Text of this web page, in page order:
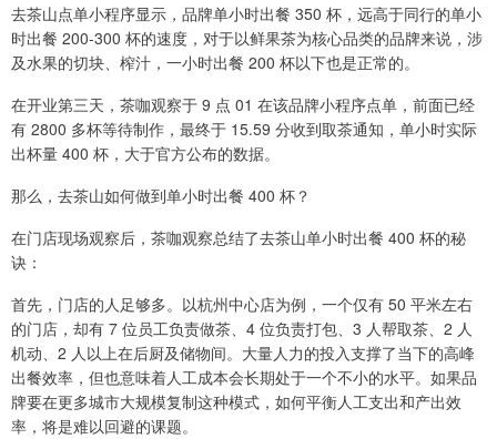
去茶山点单小程序显示，品牌单小时出餐 350 杯，远高于同行的单小
时出餐 200-300 杯的速度，对于以鲜果茶为核心品类的品牌来说，涉
及水果的切块、榨汁，一小时出餐 200 杯以下也是正常的。
在开业第三天，茶咖观察于 9 点 01 在该品牌小程序点单，前面已经
有 2800 多杯等待制作，最终于 15.59 分收到取茶通知，单小时实际
出杯量 400 杯，大于官方公布的数据。
那么，去茶山如何做到单小时出餐 400 杯？
在门店现场观察后，茶咖观察总结了去茶山单小时出餐 400 杯的秘
诀：
首先，门店的人足够多。以杭州中心店为例，一个仅有 50 平米左右
的门店，却有 7 位员工负责做茶、4 位负责打包、3 人帮取茶、2 人
机动、2 人以上在后厨及储物间。大量人力的投入支撑了当下的高峰
出餐效率，但也意味着人工成本会长期处于一个不小的水平。如果品
牌要在更多城市大规模复制这种模式，如何平衡人工支出和产出效
率，将是难以回避的课题。